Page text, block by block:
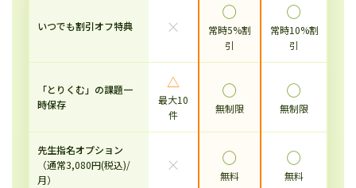
いつでも割引オフ特典 ×
◯
常時5%割
引
◯
常時10%割
引
「とりくむ」の課題一
時保存
△
最大10
件
◯
無制限
◯
無制限
先生指名オプション
（通常3,080円(税込)/
月）
× ◯
無料
◯
無料